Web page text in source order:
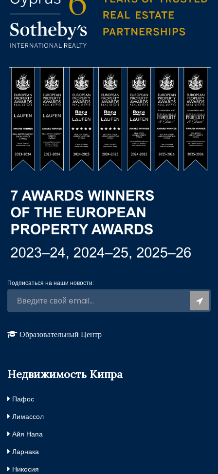
Подписаться на наши новости:
Образовательный Центр
Недвижимость Кипра
Пафос
Лимассол
Айя Напа
Ларнака
Никосия